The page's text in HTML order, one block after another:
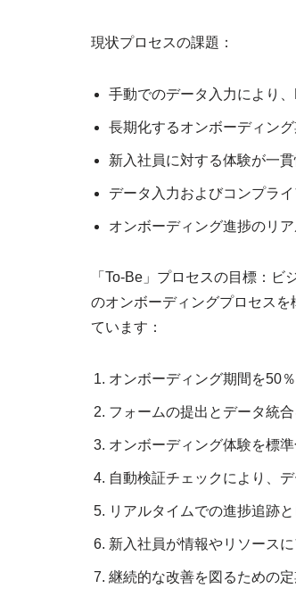
現状プロセスの課題：
手動でのデータ入力により
長期化するオンボーディン
新入社員に対する体験が一貫
データ入力およびコンプラ
オンボーディング進捗のリ
「To-Be」プロセスの目標：
のオンボーディングプロセス
ています：
オンボーディング期間を50
フォームの提出とデータ統
オンボーディング体験を標
自動検証チェックにより、
リアルタイムでの進捗追跡
新入社員が情報やリソース
継続的な改善を図るための